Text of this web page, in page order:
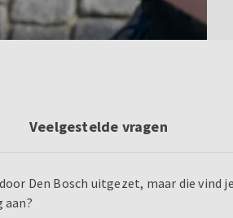
Veelgestelde vragen
Den Bosch uitgezet, maar die vind je
aan?